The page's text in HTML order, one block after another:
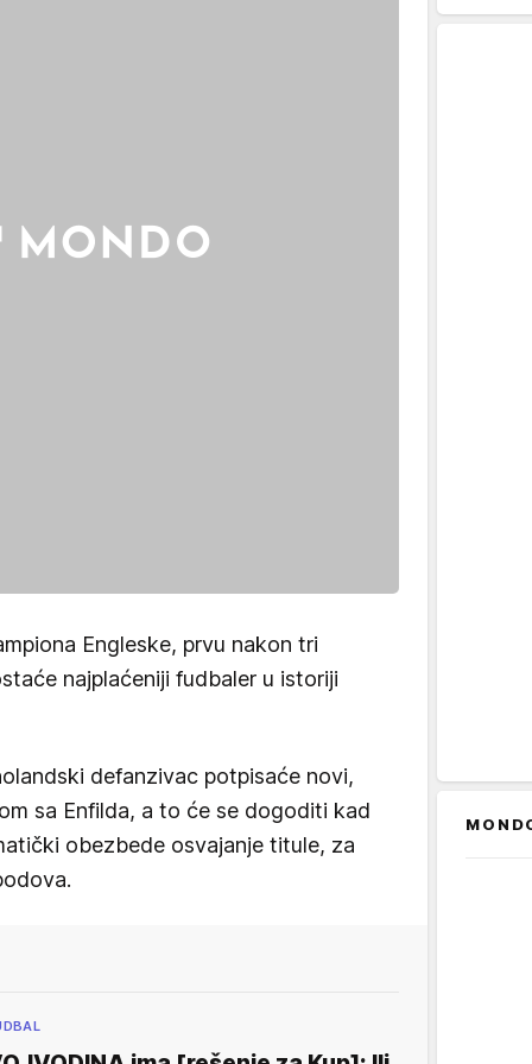
Engleske, prvu nakon tri
najplaćeniji fudbaler u istoriji
defanzivac potpisaće novi,
sa Enfilda, a to će se dogoditi kad
obezbede osvajanje titule, za